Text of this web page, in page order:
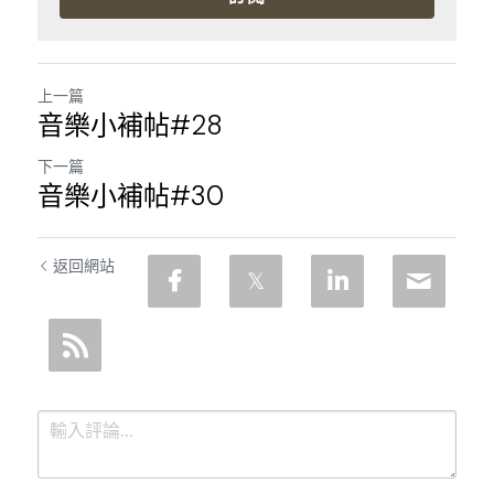
上一篇
音樂小補帖#28
下一篇
音樂小補帖#30
返回網站